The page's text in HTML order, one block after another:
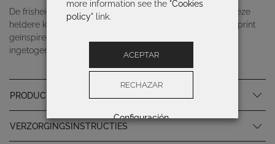
De frisheid en elegantie van de natuur komen samen in deze
heldere koraalkleurige lijn met een delicate plantaardige print
geïnspireerd op de majesteit van varens voor een vleugje
ingetogen luxe.
PRODUCTSPECIFICATIES
VERZORGINGSINSTRUCTIES
more information see the "Cookies
policy" link.
ACEPTAR
RECHAZAR
Configuración